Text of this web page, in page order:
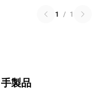
1 / 1
製品